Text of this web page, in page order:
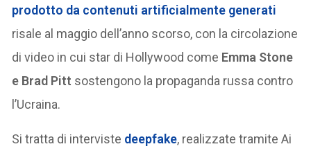
prodotto da contenuti artificialmente generati
risale al maggio dell’anno scorso, con la circolazione
di video in cui star di Hollywood come Emma Stone
e Brad Pitt sostengono la propaganda russa contro
l’Ucraina.
Si tratta di interviste deepfake, realizzate tramite Ai